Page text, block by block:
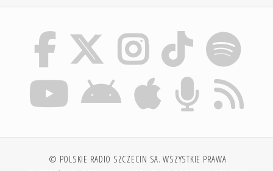
© POLSKIE RADIO SZCZECIN SA. WSZYSTKIE PRAWA